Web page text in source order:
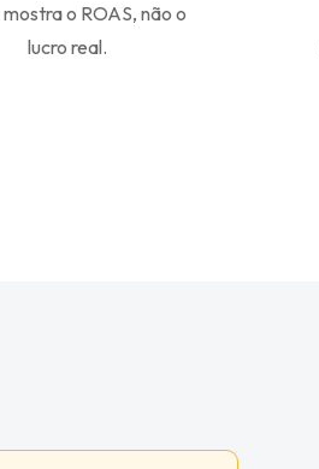
o ROAS, não o
lucro real.